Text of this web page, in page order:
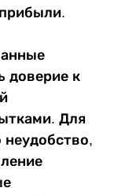
доверие к
Для
неудобство,